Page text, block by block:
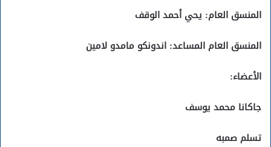
المنسق العام: يحي أحمد الوقف
المنسق العام المساعد: اندونكو مامدو لامين
الأعضاء:
جاكانا محمد يوسف
تسلم صمبه